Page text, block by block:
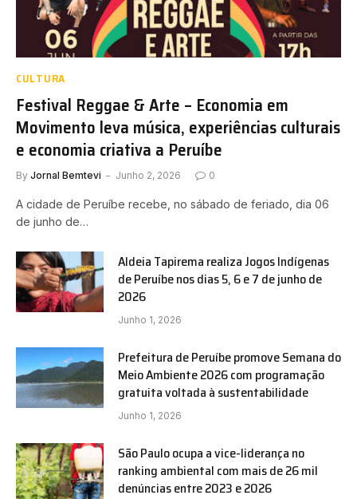
CULTURA
Festival Reggae & Arte – Economia em
Movimento leva música, experiências culturais
e economia criativa a Peruíbe
By Jornal Bemtevi Junho 2, 2026 0
A cidade de Peruíbe recebe, no sábado de feriado, dia 06
de junho de…
Aldeia Tapirema realiza Jogos Indígenas
de Peruíbe nos dias 5, 6 e 7 de junho de
2026
Junho 1, 2026
Prefeitura de Peruíbe promove Semana do
Meio Ambiente 2026 com programação
gratuita voltada à sustentabilidade
Junho 1, 2026
São Paulo ocupa a vice-liderança no
ranking ambiental com mais de 26 mil
denúncias entre 2023 e 2026